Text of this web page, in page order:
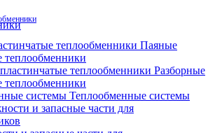
Паяные
теплообменники
Разборные
теплообменники
Теплообменные системы